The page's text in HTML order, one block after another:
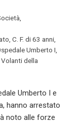
C. F. di 63 anni
Umberto I
Volanti della
Umberto I e
hanno arrestato
noto alle forze